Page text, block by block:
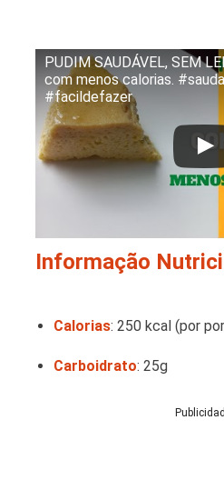
PUDIM SAUDÁVEL, SEM
com menos calorias.
#facildefazer
Informação
Calorias: 250 kcal (por
Carboidrato: 25g